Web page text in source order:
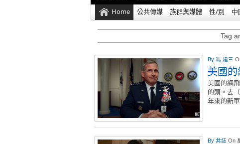
Home 公共傳媒 族群與媒體 性/別 中
Tag
By 馮 建三
美國
美國的網
的頭。去
年來的新
By 共誌 On